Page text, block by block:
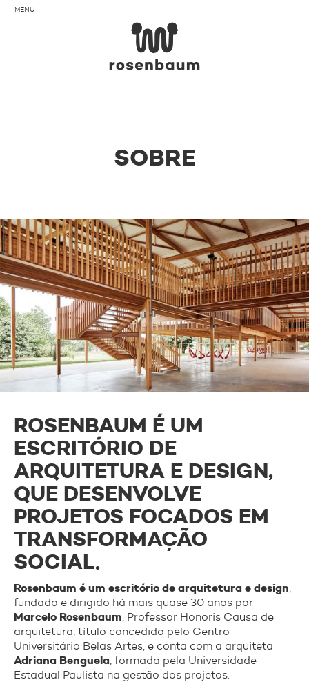
MENU
HOME
O ESCRITÓRIO
PRÊMIOS
PALESTRAS E WORKSHOPS
PROJETOS
TODOS OS PROJETOS
ARQUITETURA
DESIGN
CONTATO
FALE CONOSCO
IMPRENSA
+
SOBRE
ROSENBAUM É UM
ESCRITÓRIO DE
ARQUITETURA E DESIGN,
QUE DESENVOLVE
PROJETOS FOCADOS EM
TRANSFORMAÇÃO
SOCIAL.
Rosenbaum é um escritório de arquitetura e design,
fundado e dirigido há mais quase 30 anos por
Marcelo Rosenbaum, Professor Honoris Causa de
arquitetura, título concedido pelo Centro
Universitário Belas Artes, e conta com a arquiteta
Adriana Benguela, formada pela Universidade
Estadual Paulista na gestão dos projetos.